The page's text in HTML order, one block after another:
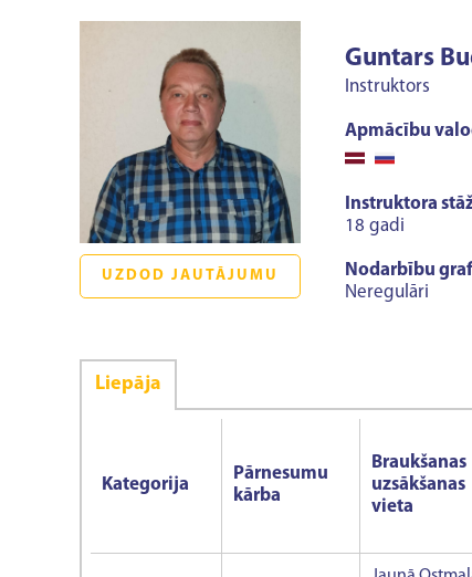
UZDOD JAUTĀJUMU
Guntars
Instruktors
Apmācību
Instruktora
18 gadi
Nodarbību
Neregulāri
Liepāja
Kategorija
Pārnesumu
kārba
Braukšanas
uzsākšanas
vieta